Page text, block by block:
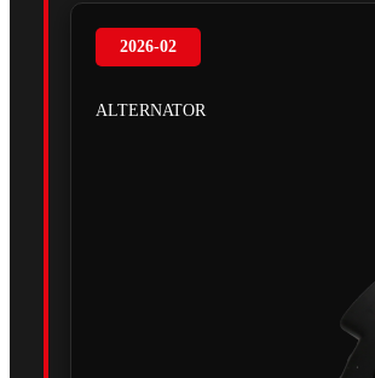
2026-02
ALTERNATOR